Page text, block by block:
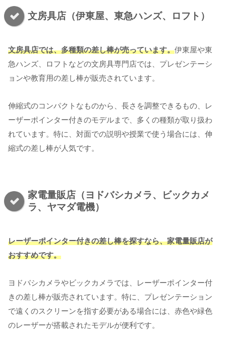
文房具店（伊東屋、東急ハンズ、ロフト）
文房具店では、多種類の差し棒が売っています。伊東屋や東
急ハンズ、ロフトなどの文房具専門店では、プレゼンテーシ
ョンや教育用の差し棒が販売されています。
伸縮式のコンパクトなものから、長さを調整できるもの、レ
ーザーポインター付きのモデルまで、多くの種類が取り扱わ
れています。特に、対面での説明や授業で使う場合には、伸
縮式の差し棒が人気です。
家電量販店（ヨドバシカメラ、ビックカメ
ラ、ヤマダ電機）
レーザーポインター付きの差し棒を探すなら、家電量販店が
おすすめです。
ヨドバシカメラやビックカメラでは、レーザーポインター付
きの差し棒が販売されています。特に、プレゼンテーション
で遠くのスクリーンを指す必要がある場合には、赤色や緑色
のレーザーが搭載されたモデルが便利です。